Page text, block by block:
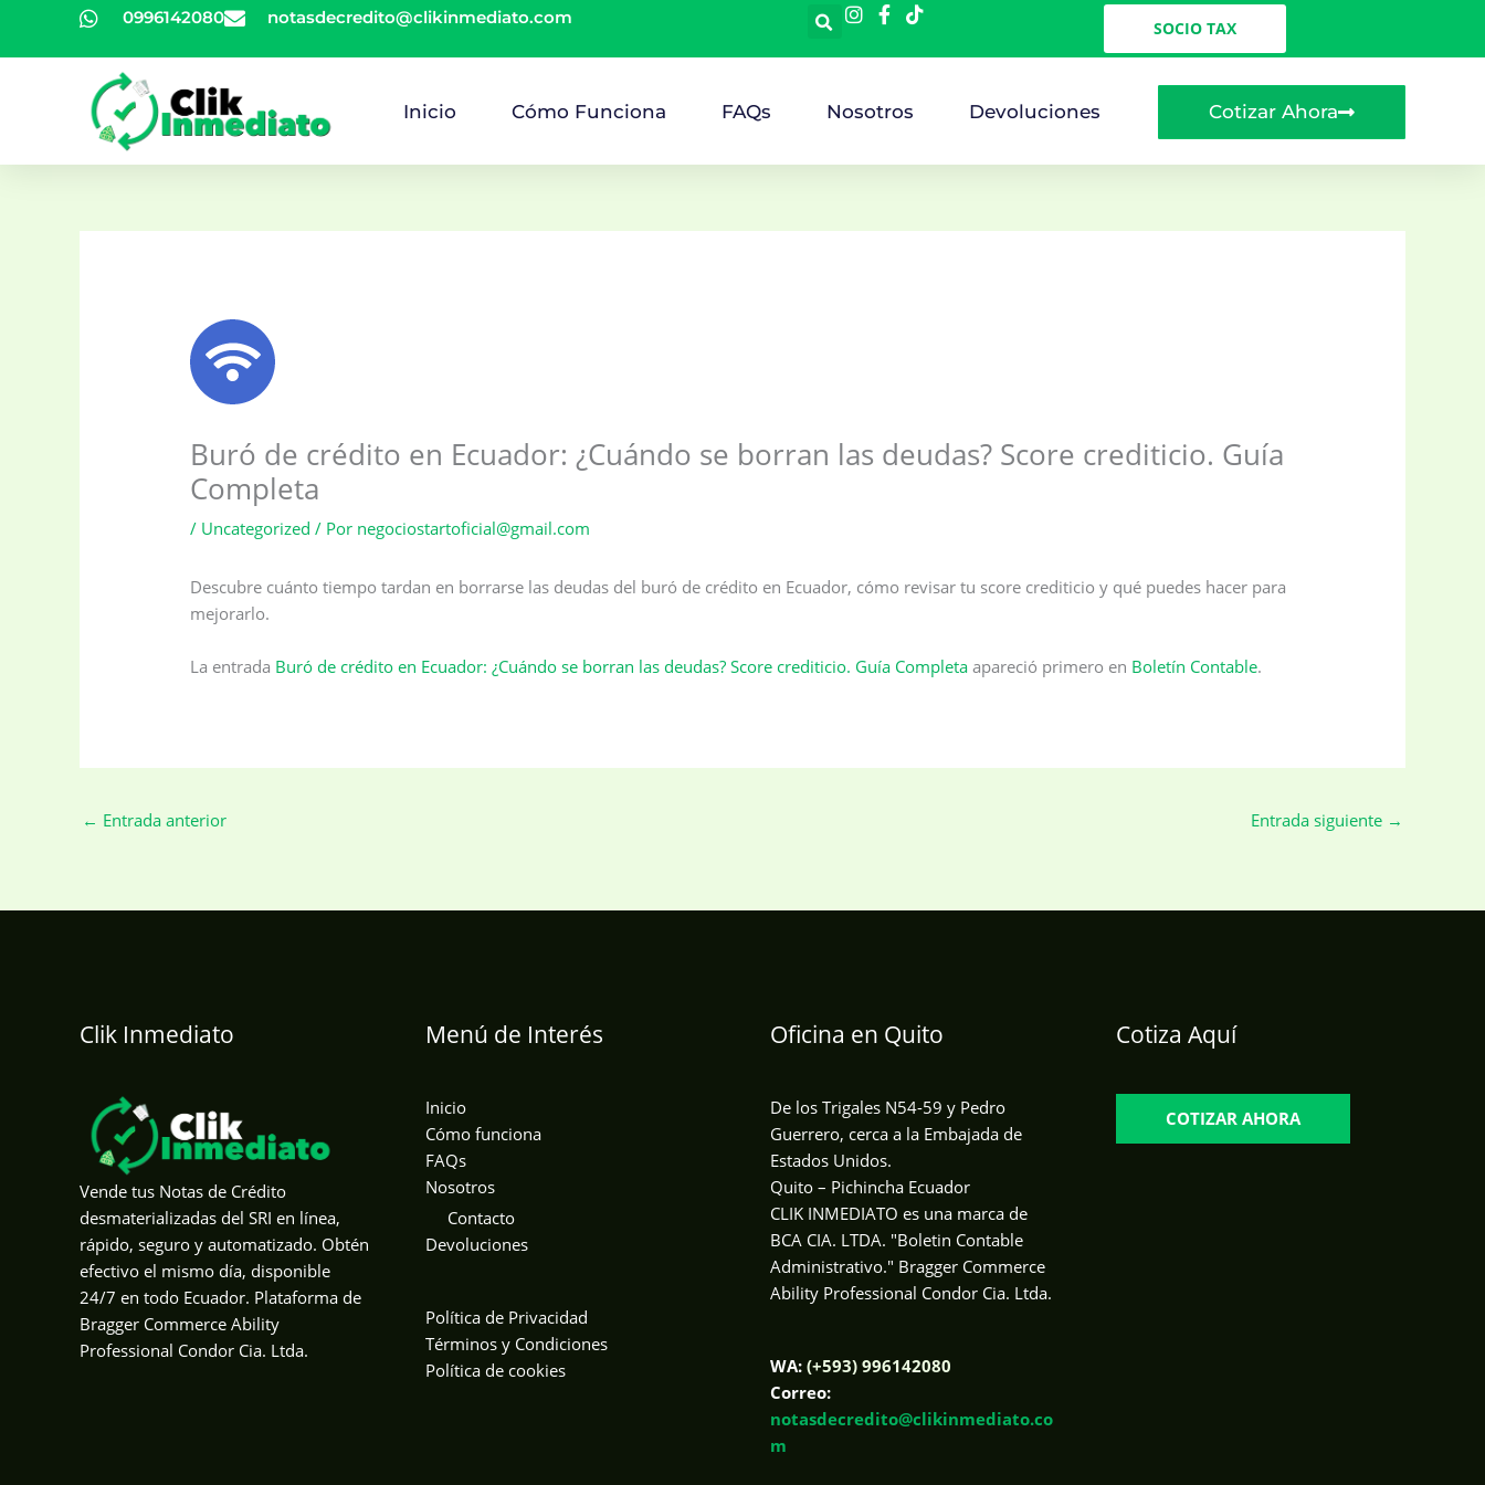
0996142080 notasdecredito@clikinmediato.com
SOCIO TAX
Inicio Cómo Funciona FAQs Nosotros Devoluciones Cotizar Ahora
Buró de crédito en Ecuador: ¿Cuándo se borran las deudas? Score crediticio. Guía
Completa
/ Uncategorized / Por negociostartoficial@gmail.com
Descubre cuánto tiempo tardan en borrarse las deudas del buró de crédito en Ecuador, cómo revisar tu score crediticio y qué puedes hacer para
mejorarlo.
La entrada Buró de crédito en Ecuador: ¿Cuándo se borran las deudas? Score crediticio. Guía Completa apareció primero en Boletín Contable.
← Entrada anterior Entrada siguiente →
Clik Inmediato
Vende tus Notas de Crédito
desmaterializadas del SRI en línea,
rápido, seguro y automatizado. Obtén
efectivo el mismo día, disponible
24/7 en todo Ecuador. Plataforma de
Bragger Commerce Ability
Professional Condor Cia. Ltda.
Menú de Interés
Inicio
Cómo funciona
FAQs
Nosotros
Contacto
Devoluciones
Política de Privacidad
Términos y Condiciones
Política de cookies
Oficina en Quito
De los Trigales N54-59 y Pedro
Guerrero, cerca a la Embajada de
Estados Unidos.
Quito – Pichincha Ecuador
CLIK INMEDIATO es una marca de
BCA CIA. LTDA. "Boletin Contable
Administrativo." Bragger Commerce
Ability Professional Condor Cia. Ltda.
WA: (+593) 996142080
Correo:
notasdecredito@clikinmediato.co
m
Cotiza Aquí
COTIZAR AHORA